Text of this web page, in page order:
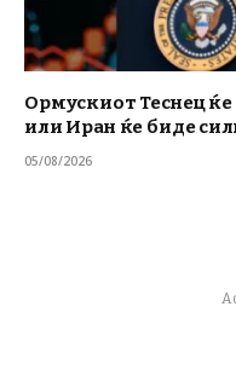
Ормускиот Теснец
или Иран ќе биде
05/08/2026